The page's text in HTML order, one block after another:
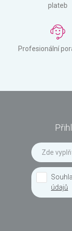
plateb
Profesionální
údajů